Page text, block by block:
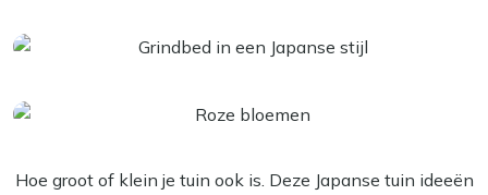
Hoe groot of klein je tuin ook is. Deze Japanse tuin ideeën